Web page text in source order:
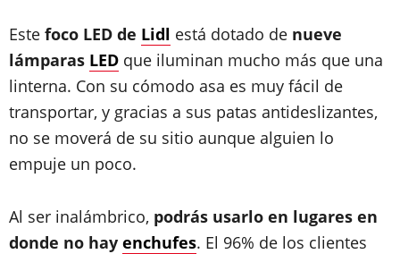
Este foco LED de Lidl está dotado de nueve
lámparas LED que iluminan mucho más que una
linterna. Con su cómodo asa es muy fácil de
transportar, y gracias a sus patas antideslizantes,
no se moverá de su sitio aunque alguien lo
empuje un poco.
Al ser inalámbrico, podrás usarlo en lugares en
donde no hay enchufes. El 96% de los clientes